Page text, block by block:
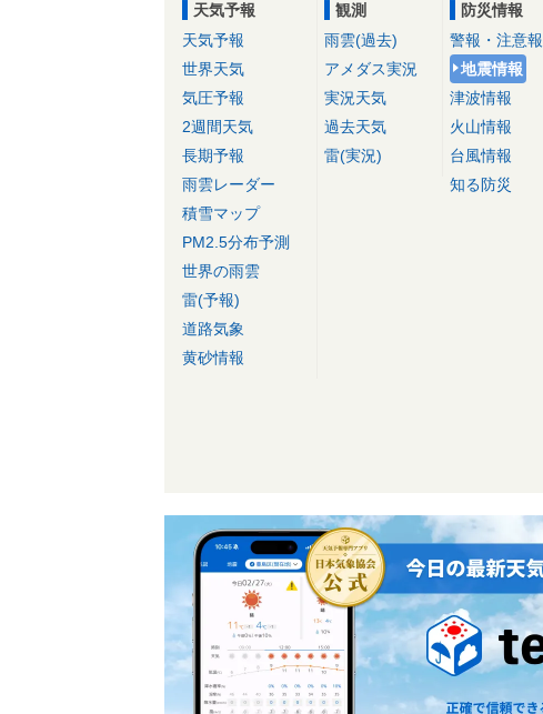
天気予報
天気予報
世界天気
気圧予報
2週間天気
長期予報
雨雲レーダー
積雪マップ
PM2.5分布予測
世界の雨雲
雷(予報)
道路気象
黄砂情報
観測
雨雲(過去)
アメダス実況
実況天気
過去天気
雷(実況)
防災情報
警報・注意報
地震情報
津波情報
火山情報
台風情報
知る防災